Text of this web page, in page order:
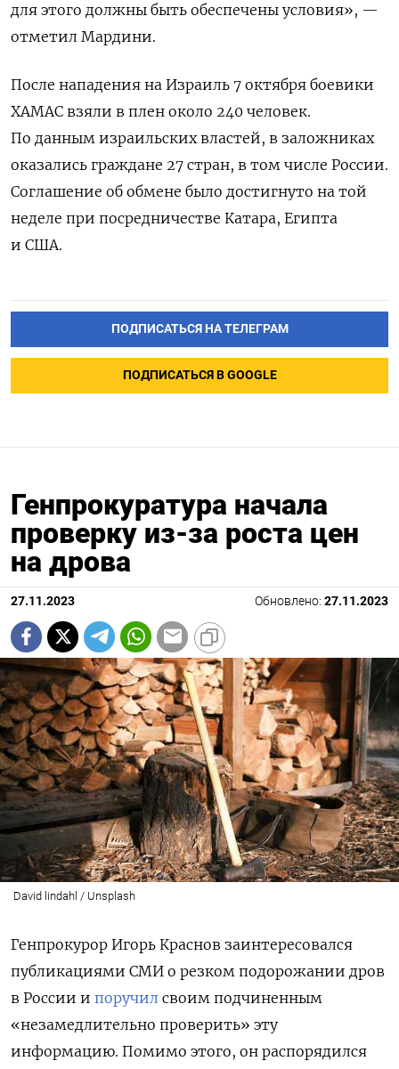
для этого должны быть обеспечены условия», —
отметил Мардини.
После нападения на Израиль 7 октября боевики
ХАМАС взяли в плен около 240 человек.
По данным израильских властей, в заложниках
оказались граждане 27 стран, в том числе России.
Соглашение об обмене было достигнуто на той
неделе при посредничестве Катара, Египта
и США.
ПОДПИСАТЬСЯ НА ТЕЛЕГРАМ
ПОДПИСАТЬСЯ В GOOGLE
Генпрокуратура начала
проверку из-за роста цен
на дрова
27.11.2023 Обновлено: 27.11.2023
David lindahl / Unsplash
Генпрокурор Игорь Краснов заинтересовался
публикациями СМИ о резком подорожании дров
в России и поручил своим подчиненным
«незамедлительно проверить» эту
информацию. Помимо этого, он распорядился